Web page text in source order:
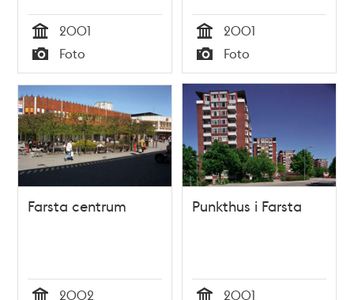
Tid
2001
Typ
Foto Tid
2001
Typ
Foto
Farsta centrum
2002
Punkthus i Farsta
2001